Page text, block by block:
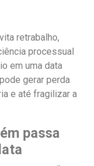
retrabalho,
processual
em uma data
gerar perda
e até fragilizar a
passa